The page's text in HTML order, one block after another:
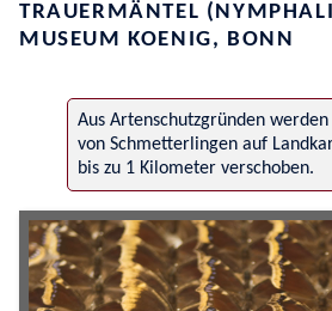
TRAUERMÄNTEL
MUSEUM KOENIG, BONN
Aus Artenschutzgründen
von Schmetterlingen auf
bis zu 1 Kilometer verschoben.